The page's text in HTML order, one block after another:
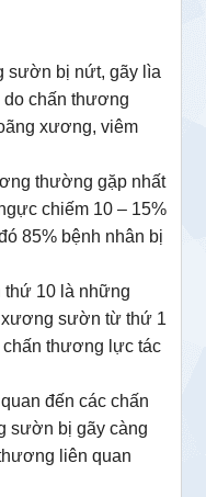
sườn bị nứt, gãy lìa
do chấn thương
xương, viêm
thường gặp nhất
chiếm 10 – 15%
85% bệnh nhân bị
10 là những
sườn từ thứ 1
thương lực tác
đến các chấn
sườn bị gãy càng
liên quan